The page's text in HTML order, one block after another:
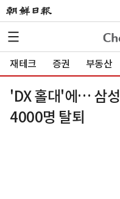
재테크 증권 부동산
'DX 홀대'에… 삼
4000명 탈퇴